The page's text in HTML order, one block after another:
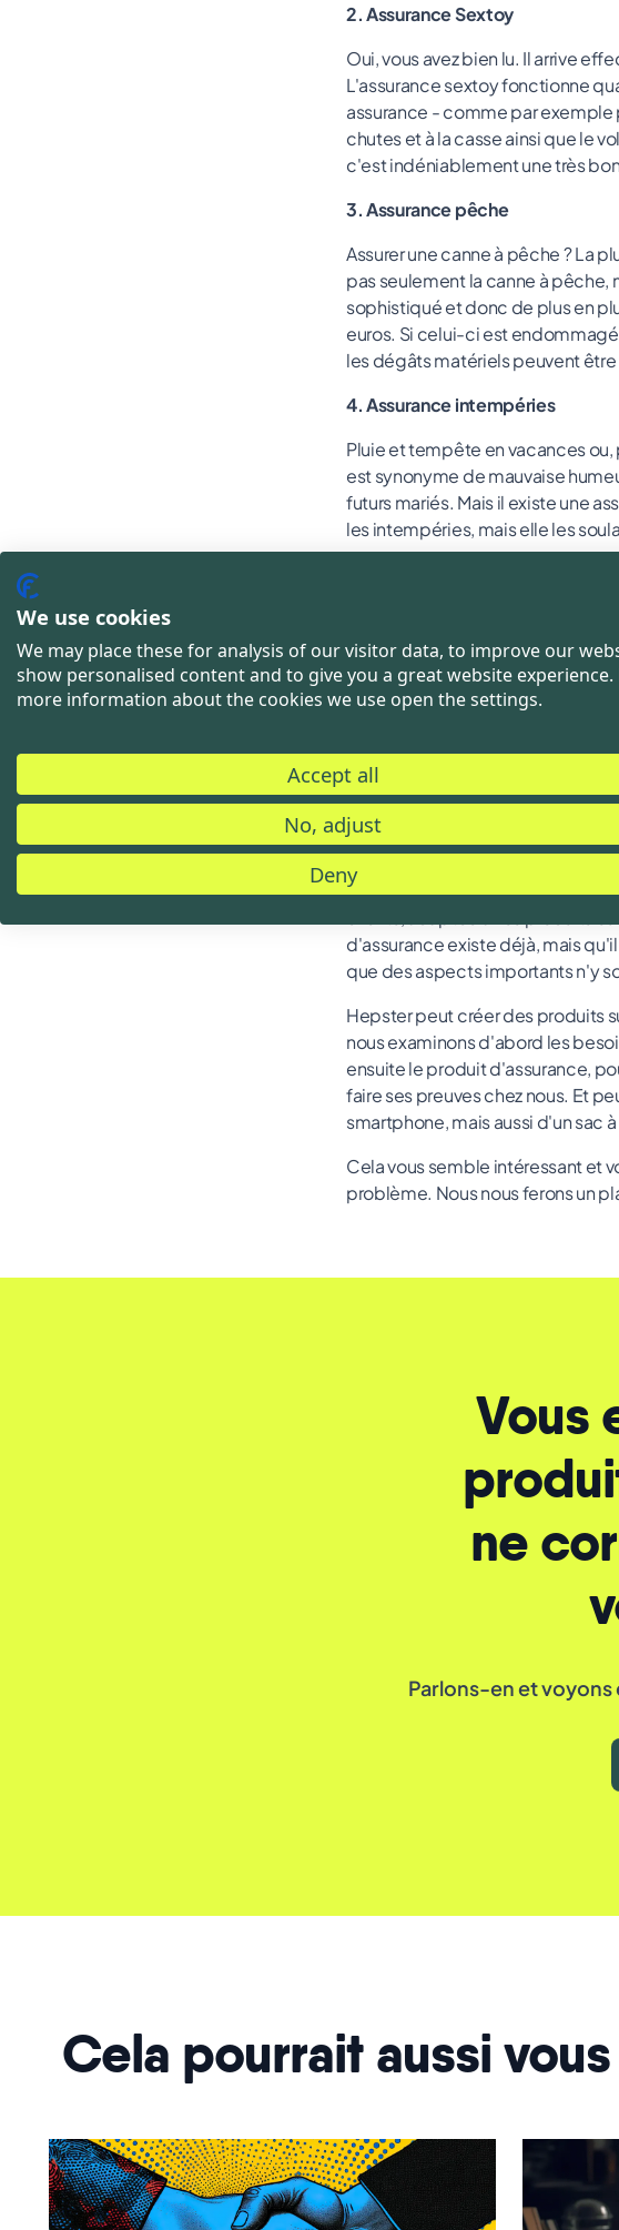
2. Assurance Sextoy
Oui, vous avez bien lu. Il arrive
L'assurance sextoy fonctionne
assurance - comme par
chutes et à la casse ainsi que le
c'est indéniablement une très
3. Assurance pêche
Assurer une canne à pêche ? La
pas seulement la canne à
sophistiqué et donc de plus en
euros. Si celui-ci est
les dégâts matériels peuvent
4. Assurance intempéries
Pluie et tempête en vacances ou,
est synonyme de mauvaise
futurs mariés. Mais il existe une
les intempéries, mais elle les
D'ailleurs, une telle assurance
glaciers ou aux brasseries en
Ce qu'il y a à
Nous vous avons montré
d'innombrables autres produits
premier lieu.
En principe, les produits
individuels du client. En tant
clients, adaptée à vos produits
d'assurance existe déjà, mais
que des aspects importants n'y
Hepster peut créer des produits
nous examinons d'abord les
ensuite le produit d'assurance,
faire ses preuves chez nous. Et
smartphone, mais aussi d'un sac
Cela vous semble intéressant et
problème. Nous nous ferons un
Vous
ne
Parlons-en et
Cela pourrait aussi
We use cookies
We may place these for analysis of our visitor data, to improve our
show personalised content and to give you a great website experience.
more information about the cookies we use open the settings.
Accept all
No, adjust
Deny